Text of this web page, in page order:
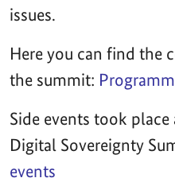
issues.
Here you can find the
the summit:
Side events took
Digital Sovereignty
events